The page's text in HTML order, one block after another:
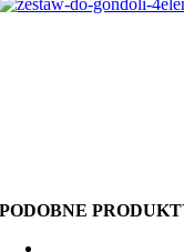
PODOBNE